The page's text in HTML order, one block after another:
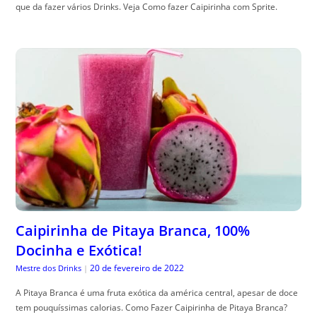
que da fazer vários Drinks. Veja Como fazer Caipirinha com Sprite.
Caipirinha de Pitaya Branca, 100%
Docinha e Exótica!
Mestre dos Drinks | 20 de fevereiro de 2022
A Pitaya Branca é uma fruta exótica da américa central, apesar de doce
tem pouquíssimas calorias. Como Fazer Caipirinha de Pitaya Branca?